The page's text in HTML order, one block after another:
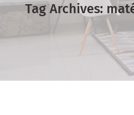
Tag Archives: